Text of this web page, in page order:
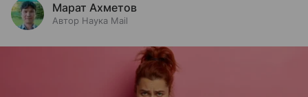
Марат Ахметов
Автор Наука Mail